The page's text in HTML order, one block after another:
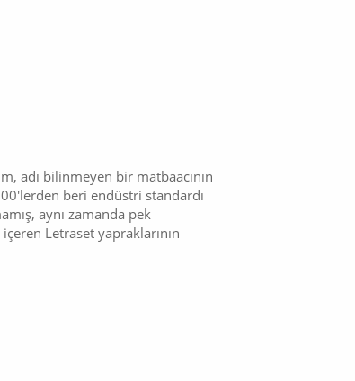
adı bilinmeyen bir matbaacının
beri endüstri standardı
aynı zamanda pek
Letraset yapraklarının